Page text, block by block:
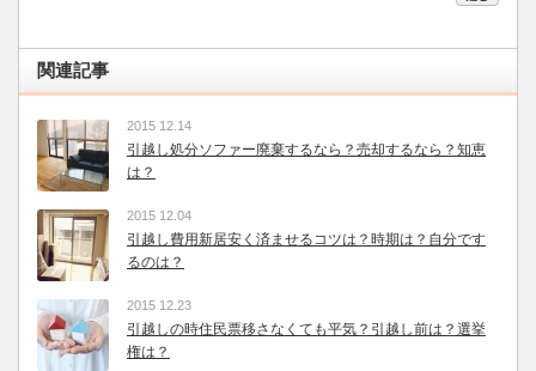
関連記事
2015 12.14
引越し処分ソファー廃棄するなら？売却するなら？知恵
は？
2015 12.04
引越し費用新居安く済ませるコツは？時期は？自分です
るのは？
2015 12.23
引越しの時住民票移さなくても平気？引越し前は？選挙
権は？